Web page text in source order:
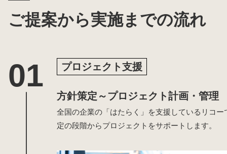
ご提案から実施までの流れ
プロジェクト支援
方針策定～プロジェクト計画・管理
全国の企業の「はたらく」を支援しているリコ
定の段階からプロジェクトをサポートします。